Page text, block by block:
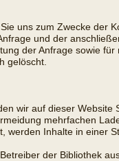
uns zum Zwecke der
und der
der Anfrage sowie
gelöscht.
wir auf dieser Website
mehrfachen
werden Inhalte in einer
der Bibliothek